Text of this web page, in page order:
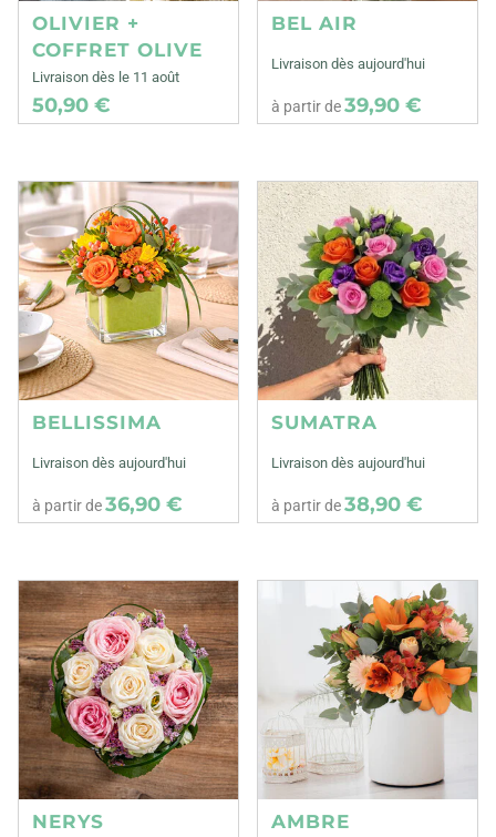
OLIVIER +
COFFRET OLIVE
Livraison dès le 11 août
50,90 €
BEL AIR
Livraison dès aujourd'hui
à partir de39,90 €
BELLISSIMA
Livraison dès aujourd'hui
à partir de36,90 €
SUMATRA
Livraison dès aujourd'hui
à partir de38,90 €
NERYS AMBRE